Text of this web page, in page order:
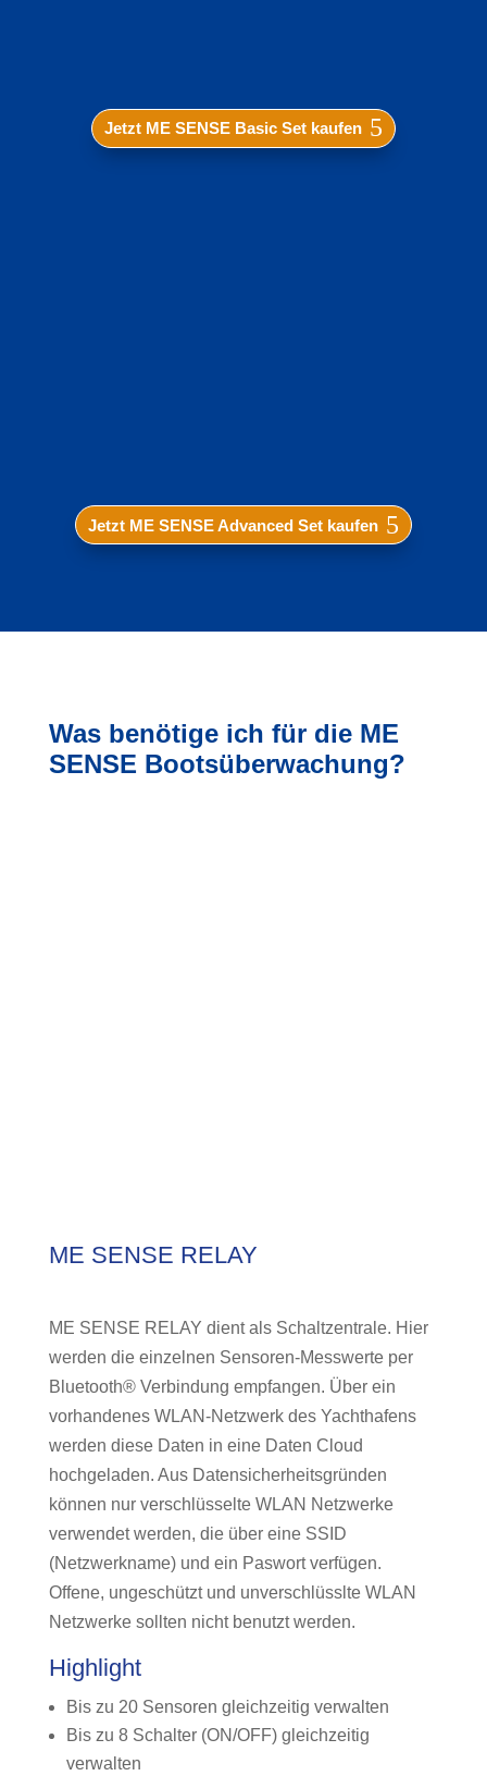
Jetzt ME SENSE Basic Set kaufen
Jetzt ME SENSE Advanced Set kaufen
Was benötige ich für die ME
SENSE Bootsüberwachung?
ME SENSE RELAY
ME SENSE RELAY dient als Schaltzentrale. Hier
werden die einzelnen Sensoren-Messwerte per
Bluetooth® Verbindung empfangen. Über ein
vorhandenes WLAN-Netzwerk des Yachthafens
werden diese Daten in eine Daten Cloud
hochgeladen. Aus Datensicherheitsgründen
können nur verschlüsselte WLAN Netzwerke
verwendet werden, die über eine SSID
(Netzwerkname) und ein Paswort verfügen.
Offene, ungeschützt und unverschlüsslte WLAN
Netzwerke sollten nicht benutzt werden.
Highlight
Bis zu 20 Sensoren gleichzeitig verwalten
Bis zu 8 Schalter (ON/OFF) gleichzeitig
verwalten